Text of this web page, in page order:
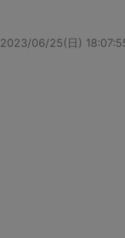
2023/06/25(日)